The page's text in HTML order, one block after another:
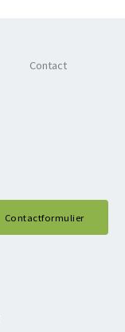
Contact
Contactformulier